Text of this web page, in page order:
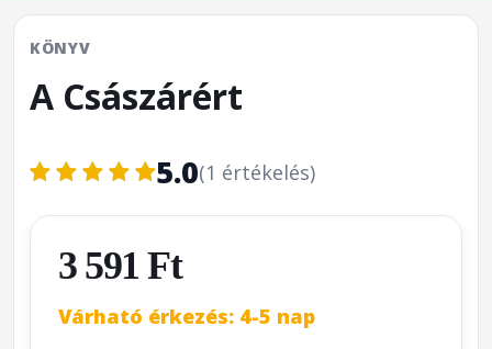
KÖNYV
A Császárért
5.0(1 értékelés)
3 591 Ft
Várható érkezés: 4-5 nap